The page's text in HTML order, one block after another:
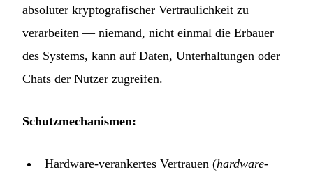
absoluter kryptografischer Vertraulichkeit zu
verarbeiten — niemand, nicht einmal die Erbauer
des Systems, kann auf Daten, Unterhaltungen oder
Chats der Nutzer zugreifen.
Schutzmechanismen:
Hardware-verankertes Vertrauen (hardware-